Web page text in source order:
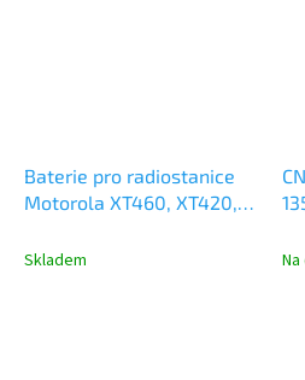
Baterie pro radiostanice
Motorola XT460, XT420,
TWMO-XT4-22L
Skladem